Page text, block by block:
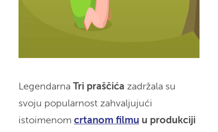
Legendarna Tri praščića zadržala su
svoju popularnost zahvaljujući
istoimenom crtanom filmu u produkciji